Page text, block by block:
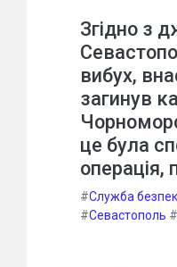
Згідно з
вибух,
загинув
це була
операція,
#Служба
#Севастополь #